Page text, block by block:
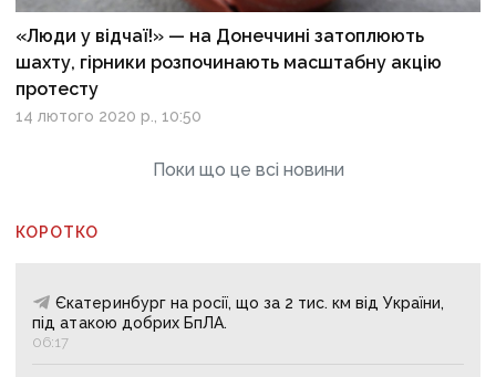
«Люди у відчаї!» — на Донеччині затоплюють
шахту, гірники розпочинають масштабну акцію
протесту
14 лютого 2020 р., 10:50
Поки що це всі новини
КОРОТКО
Єкатеринбург на росії, що за 2 тис. км від України,
під атакою добрих БпЛА.
06:17